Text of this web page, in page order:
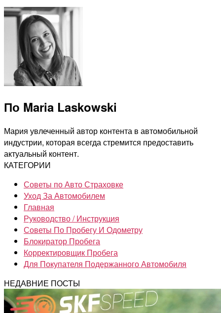
По Maria Laskowski
Мария увлеченный автор контента в автомобильной
индустрии, которая всегда стремится предоставить
актуальный контент.
КАТЕГОРИИ
Советы по Авто Страховке
Уход За Автомобилем
Главная
Руководство / Инструкция
Советы По Пробегу И Одометру
Блокиратор Пробега
Корректировщик Пробега
Для Покупателя Подержанного Автомобиля
НЕДАВНИЕ ПОСТЫ